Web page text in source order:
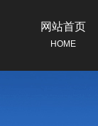
网站首页
HOME